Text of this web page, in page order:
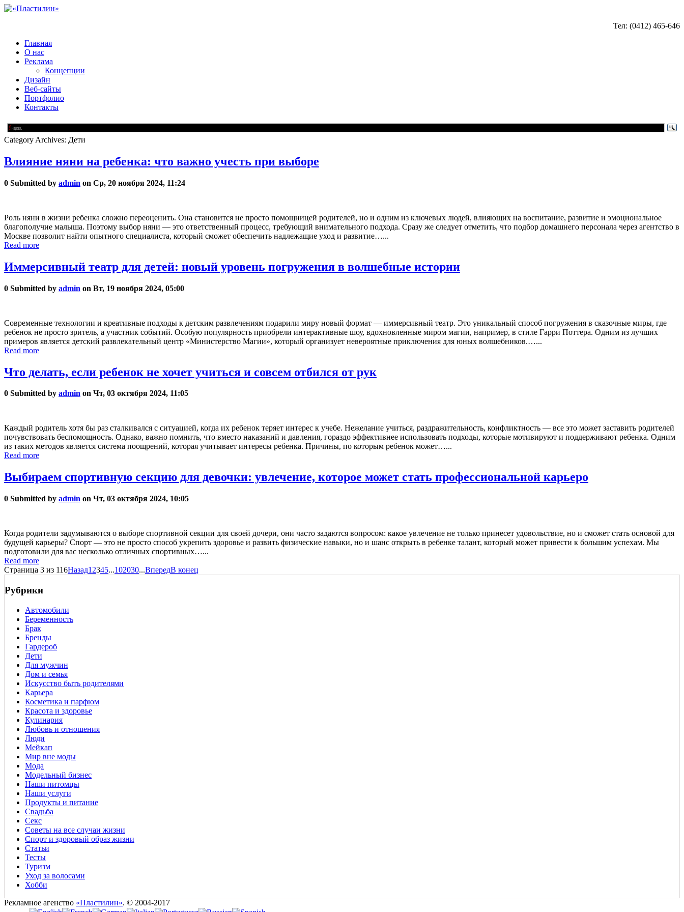
Тел: (0412) 465-646
Главная
О нас
Реклама
Концепции
Дизайн
Веб-сайты
Портфолио
Контакты
Category Archives: Дети
Влияние няни на ребенка: что важно учесть при выборе
0 Submitted by admin on Ср, 20 ноября 2024, 11:24
Роль няни в жизни ребенка сложно переоценить. Она становится не просто помощницей родителей, но и одним из ключевых людей, влияющих на воспитание, развитие и эмоциональное
благополучие малыша. Поэтому выбор няни — это ответственный процесс, требующий внимательного подхода. Сразу же следует отметить, что подбор домашнего персонала через агентство в
Москве позволит найти опытного специалиста, который сможет обеспечить надлежащие уход и развитие…...
Read more
Иммерсивный театр для детей: новый уровень погружения в волшебные истории
0 Submitted by admin on Вт, 19 ноября 2024, 05:00
Современные технологии и креативные подходы к детским развлечениям подарили миру новый формат — иммерсивный театр. Это уникальный способ погружения в сказочные миры, где
ребенок не просто зритель, а участник событий. Особую популярность приобрели интерактивные шоу, вдохновленные миром магии, например, в стиле Гарри Поттера. Одним из лучших
примеров является детский развлекательный центр «Министерство Магии», который организует невероятные приключения для юных волшебников.…...
Read more
Что делать, если ребенок не хочет учиться и совсем отбился от рук
0 Submitted by admin on Чт, 03 октября 2024, 11:05
Каждый родитель хотя бы раз сталкивался с ситуацией, когда их ребенок теряет интерес к учебе. Нежелание учиться, раздражительность, конфликтность — все это может заставить родителей
почувствовать беспомощность. Однако, важно помнить, что вместо наказаний и давления, гораздо эффективнее использовать подходы, которые мотивируют и поддерживают ребенка. Одним
из таких методов является система поощрений, которая учитывает интересы ребенка. Причины, по которым ребенок может…...
Read more
Выбираем спортивную секцию для девочки: увлечение, которое может стать профессиональной карьеро
0 Submitted by admin on Чт, 03 октября 2024, 10:05
Когда родители задумываются о выборе спортивной секции для своей дочери, они часто задаются вопросом: какое увлечение не только принесет удовольствие, но и сможет стать основой для
будущей карьеры? Спорт — это не просто способ укрепить здоровье и развить физические навыки, но и шанс открыть в ребенке талант, который может привести к большим успехам. Мы
подготовили для вас несколько отличных спортивных…...
Read more
Страница 3 из 116Назад1 2345...102030...ВпередВ конец
Рубрики
Автомобили
Беременность
Брак
Бренды
Гардероб
Дети
Для мужчин
Дом и семья
Искусство быть родителями
Карьера
Косметика и парфюм
Красота и здоровье
Кулинария
Любовь и отношения
Люди
Мейкап
Мир вне моды
Мода
Модельный бизнес
Наши питомцы
Наши услуги
Продукты и питание
Свадьба
Секс
Советы на все случаи жизни
Спорт и здоровый образ жизни
Статьи
Тесты
Туризм
Уход за волосами
Хобби
Рекламное агенство «Пластилин». © 2004-2017